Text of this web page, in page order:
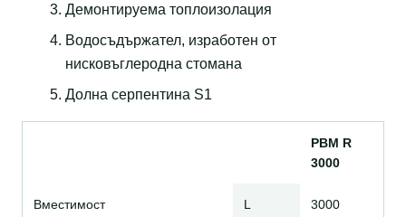
Демонтируема топлоизолация
Водосъдържател, изработен от
нисковъглеродна стомана
Долна серпентина S1
PBM R
3000
Вместимост L 3000